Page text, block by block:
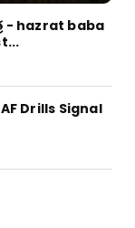
- hazrat baba
Drills Signal